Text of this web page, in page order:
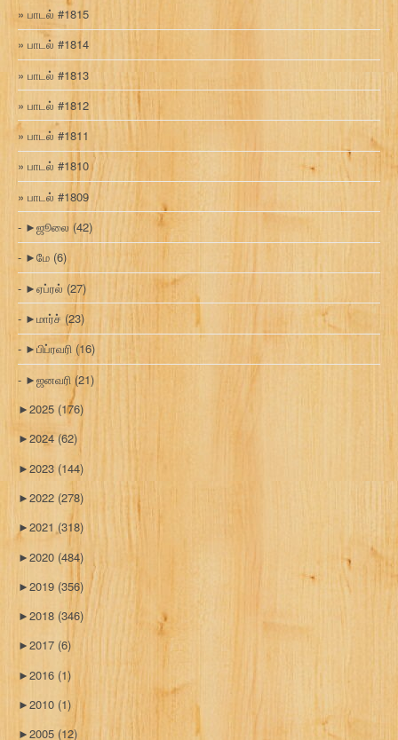
பாடல் #1815
பாடல் #1814
பாடல் #1813
பாடல் #1812
பாடல் #1811
பாடல் #1810
பாடல் #1809
►ஜூலை (42)
►மே (6)
►ஏப்ரல் (27)
►மார்ச் (23)
►பிப்ரவரி (16)
►ஜனவரி (21)
►2025 (176)
►2024(62)
►2023 (144)
►2022 (278)
►2021(318)
►2020 (484)
►2019 (356)
►2018 (346)
►2017 (6)
►2016 (1)
►2010 (1)
►2005 (12)